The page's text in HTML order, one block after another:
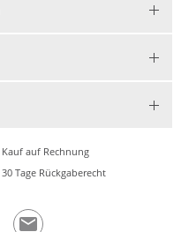
Kauf auf Rechnung
30 Tage Rückgaberecht